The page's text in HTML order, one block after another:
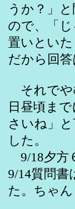
うか？」
ので、「
置いとい
だから回
それでや
日昼頃ま
さいね」
した。
9/18夕方
9/14質問書
た。ちゃ